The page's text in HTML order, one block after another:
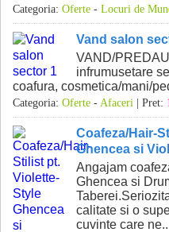
Categoria: Oferte - Locuri de
Vand salon
VAND/
infrumusetare
coafura, cosmetica/mani/
Categoria: Oferte - Afaceri | Pret:
Coafeza/Hair-
Ghencea si
Angajam
Ghencea si
calitate si o
cuvinte care